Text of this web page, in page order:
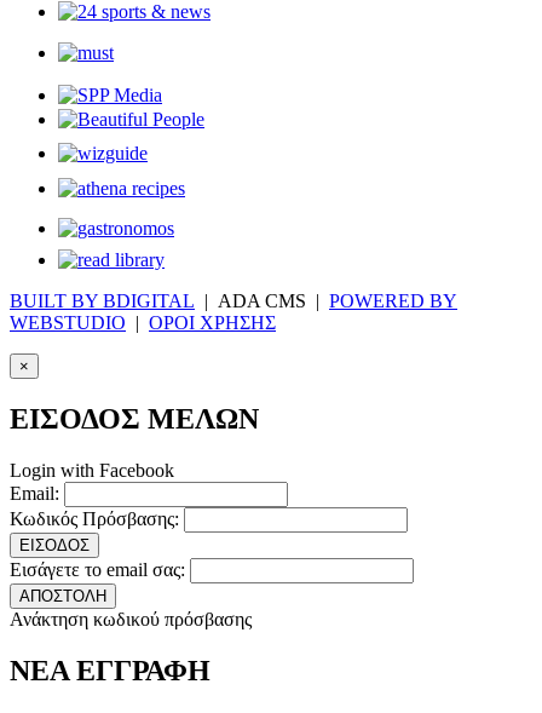
BUILT BY BDIGITAL | ADA CMS | POWERED BY
WEBSTUDIO | ΟΡΟΙ ΧΡΗΣΗΣ
×
ΕΙΣΟΔΟΣ ΜΕΛΩΝ
Login with Facebook
Email:
Κωδικός Πρόσβασης:
ΕΙΣΟΔΟΣ
Εισάγετε το email σας:
ΑΠΟΣΤΟΛΗ
Ανάκτηση κωδικού πρόσβασης
ΝΕΑ ΕΓΓΡΑΦΗ